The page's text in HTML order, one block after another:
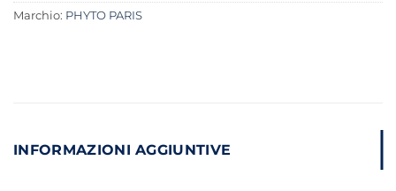
Marchio: PHYTO PARIS
INFORMAZIONI AGGIUNTIVE